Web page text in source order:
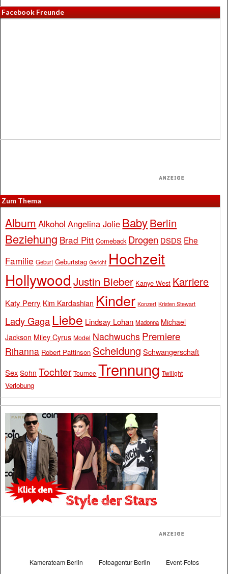
Facebook Freunde
Zum Thema
Album Alkohol Angelina Jolie BabyBerlin
Beziehung Brad Pitt Comeback Drogen DSDS Ehe
Familie Geburt Geburtstag Gericht Hochzeit
Hollywood Justin Bieber Kanye West Karriere
Katy Perry Kim Kardashian Kinder Konzert Kristen Stewart
Lady Gaga Liebe Lindsay Lohan Madonna Michael
Jackson Miley Cyrus Model Nachwuchs Premiere
Rihanna Robert Pattinson Scheidung Schwangerschaft
Sex Sohn Tochter Tournee Trennung Twilight
Verlobung
Kamerateam Berlin Fotoagentur Berlin Event-Fotos